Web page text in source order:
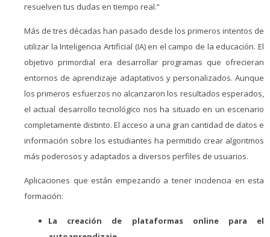
resuelven tus dudas en tiempo real.”
Más de tres décadas han pasado desde los primeros intentos de
utilizar la Inteligencia Artificial (IA) en el campo de la educación. El
objetivo primordial era desarrollar programas que ofrecieran
entornos de aprendizaje adaptativos y personalizados. Aunque
los primeros esfuerzos no alcanzaron los resultados esperados,
el actual desarrollo tecnológico nos ha situado en un escenario
completamente distinto. El acceso a una gran cantidad de datos e
información sobre los estudiantes ha permitido crear algoritmos
más poderosos y adaptados a diversos perfiles de usuarios.
Aplicaciones que están empezando a tener incidencia en esta
formación:
La creación de plataformas online para el